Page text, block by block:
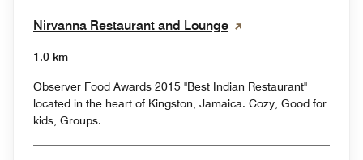
Nirvanna Restaurant and Lounge
1.0 km
Observer Food Awards 2015 "Best Indian Restaurant"
located in the heart of Kingston, Jamaica. Cozy, Good for
kids, Groups.